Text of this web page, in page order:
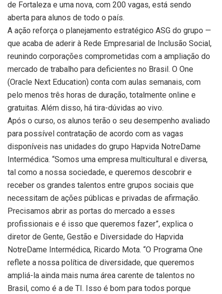
de Fortaleza e uma nova, com 200 vagas, está sendo
aberta para alunos de todo o país.
A ação reforça o planejamento estratégico ASG do grupo —
que acaba de aderir à Rede Empresarial de Inclusão Social,
reunindo corporações comprometidas com a ampliação do
mercado de trabalho para deficientes no Brasil. O One
(Oracle Next Education) conta com aulas semanais, com
pelo menos três horas de duração, totalmente online e
gratuitas. Além disso, há tira-dúvidas ao vivo.
Após o curso, os alunos terão o seu desempenho avaliado
para possível contratação de acordo com as vagas
disponíveis nas unidades do grupo Hapvida NotreDame
Intermédica. “Somos uma empresa multicultural e diversa,
tal como a nossa sociedade, e queremos descobrir e
receber os grandes talentos entre grupos sociais que
necessitam de ações públicas e privadas de afirmação.
Precisamos abrir as portas do mercado a esses
profissionais e é isso que queremos fazer”, explica o
diretor de Gente, Gestão e Diversidade do Hapvida
NotreDame Intermédica, Ricardo Mota. “O Programa One
reflete a nossa política de diversidade, que queremos
ampliá-la ainda mais numa área carente de talentos no
Brasil, como é a de TI. Isso é bom para todos porque